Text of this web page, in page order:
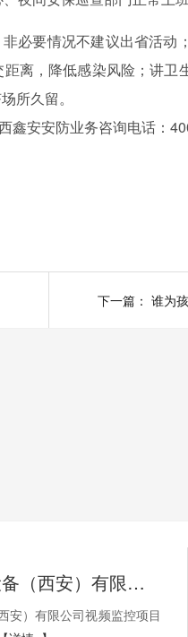
要情况不建议出省活动
离，降低感染风险；讲卫
所久留。
安安防业务咨询电话：
下一篇：
SEW-传动设备（西安）有限公司视频监控项目以及无线AP项目
安）有限公司视频监控项目